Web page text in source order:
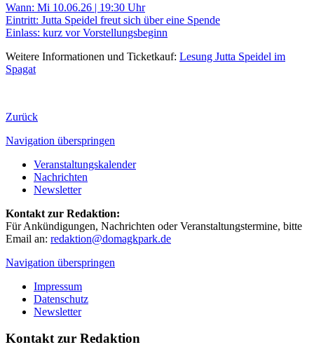
Wann: Mi 10.06.26 | 19:30 Uhr
Eintritt: Jutta Speidel freut sich über eine Spende
Einlass: kurz vor Vorstellungsbeginn
Weitere Informationen und Ticketkauf: Lesung Jutta Speidel im
Spagat
Zurück
Navigation überspringen
Veranstaltungskalender
Nachrichten
Newsletter
Kontakt zur Redaktion:
Für Ankündigungen, Nachrichten oder Veranstaltungstermine, bitte
Email an: redaktion@domagkpark.de
Navigation überspringen
Impressum
Datenschutz
Newsletter
Kontakt zur Redaktion